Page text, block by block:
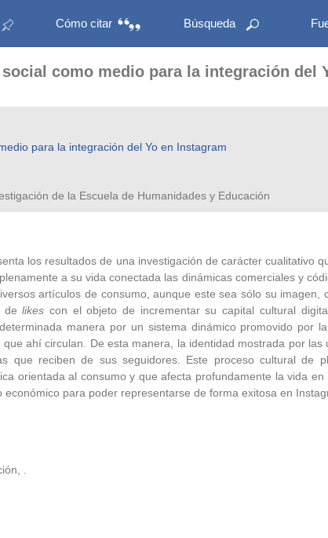
Cómo citar Búsqueda
como medio para la integración del
para la integración del Yo en Instagram
de la Escuela de Humanidades y Educación
los resultados de una investigación de carácter cualitativo
a su vida conectada las dinámicas comerciales y
artículos de consumo, aunque este sea sólo su
delikes con el objeto de incrementar su capital cultural
manera por un sistema dinámico promovido por
ahí circulan. De esta manera, la identidad mostrada por
que reciben de sus seguidores. Este proceso cultural de
orientada al consumo y que afecta profundamente la vida
para poder representarse de forma exitosa en
.